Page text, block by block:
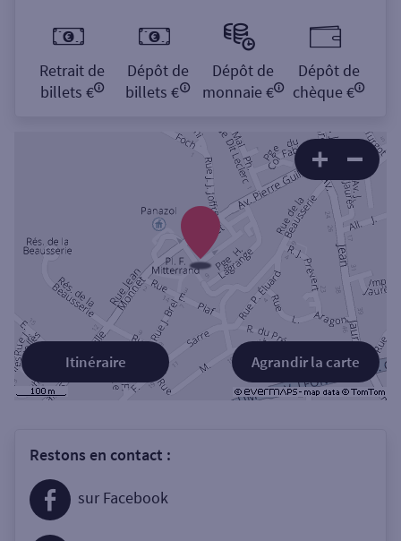
Retrait de
billets €
Dépôt de
billets €
Dépôt de
monnaie €
Dépôt de
chèque €
Agrandir la carte
Itinéraire
Restons en contact :
sur Facebook